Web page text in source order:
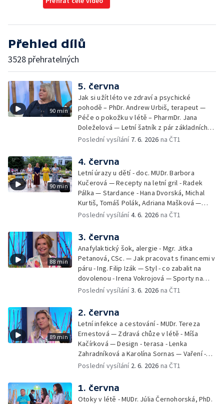
Přehled dílů
3528 přehratelných
90 min
5. června
Jak si užít léto ve zdraví a psychické
pohodě – PhDr. Andrew Urbiš, terapeut —
Péče o pokožku v létě – PharmDr. Jana
Doleželová — Letní šatník z pár základních
kousků – Luděk Šmehlík, stylista —
slavnosti – Jiří Krhut, hudebník — Vaření:
letní párty s přáteli – Pavla Pavelková —
Festival v ulicích – Petra Hradilová — Muzejní
noc
Poslední vysílání 7. 6. 2026 na ČT1
90 min
4. června
Letní úrazy u dětí - doc. MUDr. Barbora
Kučerová — Recepty na letní gril - Radek
Pálka — Stardance - Hana Dvorská, Michal
Kurtiš, Tomáš Polák, Adriana Mašková —
Debbie — Dětský čin roku — Zooterapie -
Jírová — Patrik Eliáš — Sladké recepty na
léto - Míša Sedláčková
Poslední vysílání4. 6. 2026 na ČT1
88 min
3. června
Anafylaktický šok, alergie - Mgr. Jitka
Petanová, CSc. — Jak pracovat s financemi v
páru - Ing. Filip Izák — Styl - co zabalit na
dovolenou - Irena Vokrojová — Sporty na
léto - paddleboard — Alžběta Jungrová —
Heřmánková, Zdeněk Žák, Josef Vrána
Poslední vysílání3. 6. 2026 na ČT1
89 min
2. června
Letní infekce a cestování - MUDr. Tereza
Ernestová — Zdravá chůze v létě - Míša
Kačírková — Design - terasa - Lenka
Zahradníková a Karolína Sornas — Vaření -
jahody - Simona Machurová — Letní sporty -
— Batohy do školy i na prázdniny - Mirka
Belhová — Pramen - Ivan Ostrochovský
Poslední vysílání 2. 6. 2026 na ČT1
1. června
Otoky v létě - MUDr. Júlia Černohorská, PhD.